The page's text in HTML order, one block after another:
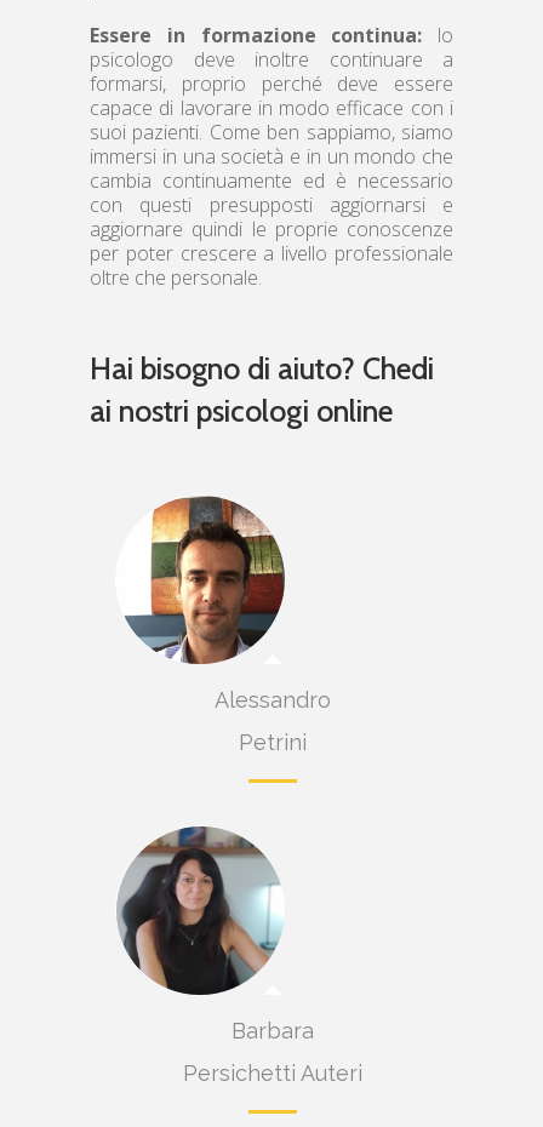
Essere in formazione continua: lo
psicologo deve inoltre continuare a
formarsi, proprio perché deve essere
capace di lavorare in modo efficace con i
suoi pazienti. Come ben sappiamo, siamo
immersi in una società e in un mondo che
cambia continuamente ed è necessario
con questi presupposti aggiornarsi e
aggiornare quindi le proprie conoscenze
per poter crescere a livello professionale
oltre che personale.
Hai bisogno di aiuto? Chedi
ai nostri psicologi online
Alessandro
Petrini
Barbara
Persichetti Auteri